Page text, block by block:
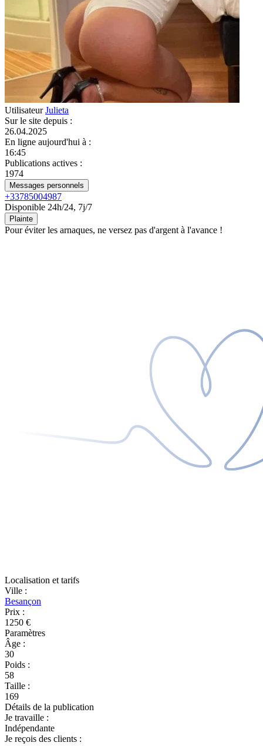
UtilisateurJulieta
Sur le site depuis :
26.04.2025
En ligne aujourd'hui à :
16:45
Publications actives :
1974
Messages personnels
+33785004987
Disponible 24h/24, 7j/7
Plainte
Pour éviter les arnaques, ne versez pas d'argent à l'avance !
Localisation et tarifs
Ville :
Besançon
Prix :
1250 €
Paramètres
Âge :
30
Poids :
58
Taille :
169
Détails de la publication
Je travaille :
Indépendante
Je reçois des clients :